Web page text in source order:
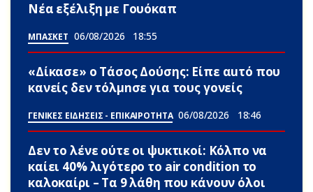
Νέα εξέλιξη με Γουόκαπ
ΜΠΑΣΚΕΤ 06/08/2026 18:55
«Δίκασε» ο Τάσος Δούσης: Είπε αuτό που
κανείς δεν τόλμnσε για τους γονείς
ΓΕΝΙΚΕΣ ΕΙΔΗΣΕΙΣ - ΕΠΙΚΑΙΡΟΤΗΤΑ 06/08/2026 18:46
Δεν το λένε ούτε οι ψυκτικοί: Κόλπο να
καίει 40% λιγότερο το air condition το
καλοκαίρι – Τα 9 λάθη που κάνουν όλοι